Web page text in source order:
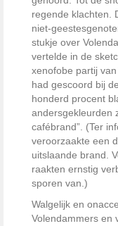
regende klachten.
niet-
stukje over
vertelde in de
xenofobe partij
had gescoord bij
honderd procent
andersgekleurden
cafébrand”. (Ter
veroorzaakte een
uitslaande brand.
raakten ernstig
sporen van.)
Walgelijk en
Volendammers en